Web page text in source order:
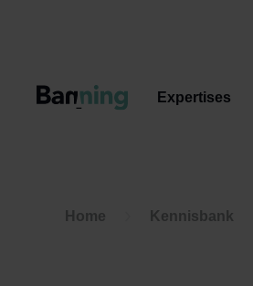
Expertises
Home Kennisbank